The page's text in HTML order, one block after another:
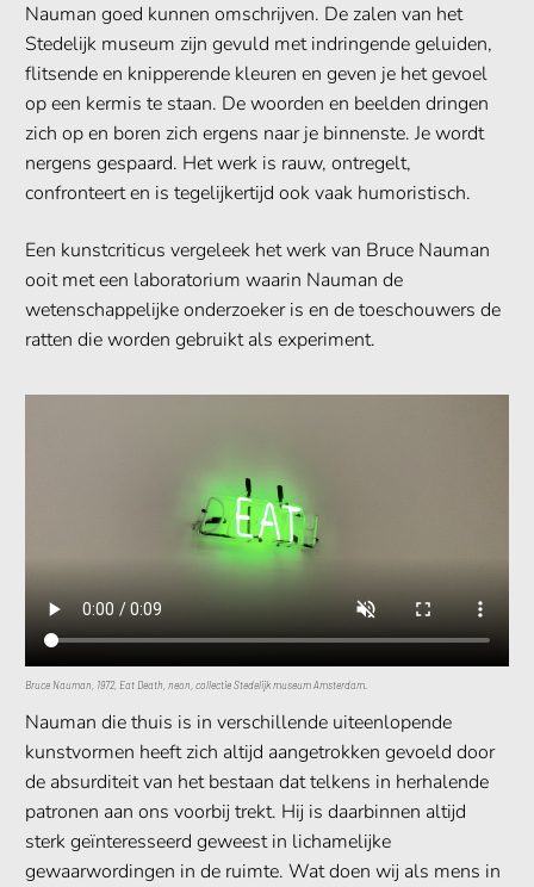
Nauman goed kunnen omschrijven. De zalen van het
Stedelijk museum zijn gevuld met indringende geluiden,
flitsende en knipperende kleuren en geven je het gevoel
op een kermis te staan. De woorden en beelden dringen
zich op en boren zich ergens naar je binnenste. Je wordt
nergens gespaard. Het werk is rauw, ontregelt,
confronteert en is tegelijkertijd ook vaak humoristisch.
Een kunstcriticus vergeleek het werk van Bruce Nauman
ooit met een laboratorium waarin Nauman de
wetenschappelijke onderzoeker is en de toeschouwers de
ratten die worden gebruikt als experiment.
Bruce Nauman, 1972, Eat Death, neon, collectie Stedelijk museum Amsterdam.
Nauman die thuis is in verschillende uiteenlopende
kunstvormen heeft zich altijd aangetrokken gevoeld door
de absurditeit van het bestaan dat telkens in herhalende
patronen aan ons voorbij trekt. Hij is daarbinnen altijd
sterk geïnteresseerd geweest in lichamelijke
gewaarwordingen in de ruimte. Wat doen wij als mens in